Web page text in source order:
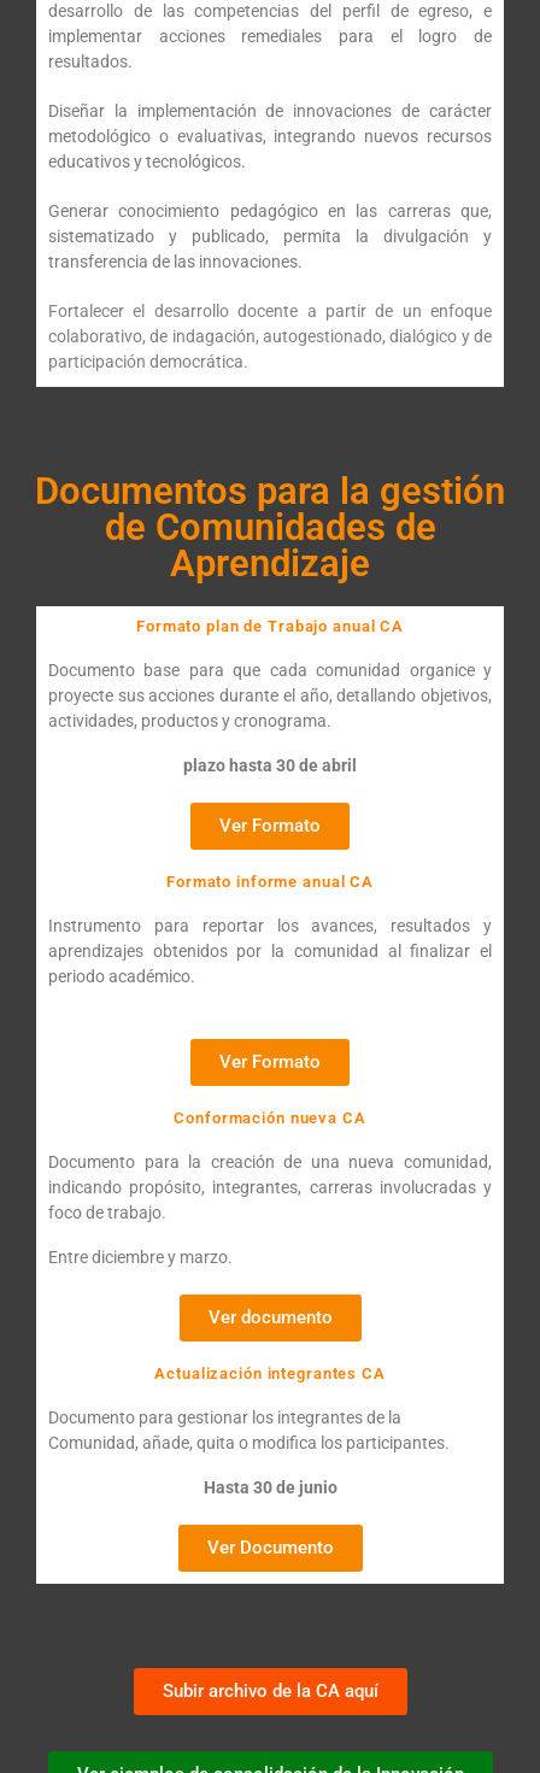
desarrollo de las competencias del perfil de egreso, e
implementar acciones remediales para el logro de
resultados.
Diseñar la implementación de innovaciones de carácter
metodológico o evaluativas, integrando nuevos recursos
educativos y tecnológicos.
Generar conocimiento pedagógico en las carreras que,
sistematizado y publicado, permita la divulgación y
transferencia de las innovaciones.
Fortalecer el desarrollo docente a partir de un enfoque
colaborativo, de indagación, autogestionado, dialógico y de
participación democrática.
Documentos para la gestión
de Comunidades de
Aprendizaje
Formato plan de Trabajo anual CA
Documento base para que cada comunidad organice y
proyecte sus acciones durante el año, detallando objetivos,
actividades, productos y cronograma.
plazo hasta 30 de abril
Ver Formato
Formato informe anual CA
Instrumento para reportar los avances, resultados y
aprendizajes obtenidos por la comunidad al finalizar el
periodo académico.
Ver Formato
Conformación nueva CA
Documento para la creación de una nueva comunidad,
indicando propósito, integrantes, carreras involucradas y
foco de trabajo.
Entre diciembre y marzo.
Ver documento
Actualización integrantes CA
Documento para gestionar los integrantes de la
Comunidad, añade, quita o modifica los participantes.
Hasta 30 de junio
Ver Documento
Subir archivo de la CA aquí